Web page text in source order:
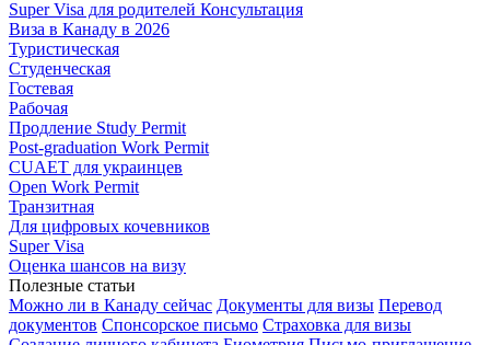
Super Visa для родителей Консультация
Виза в Канаду в 2026
Туристическая
Студенческая
Гостевая
Рабочая
Продление Study Permit
Post-graduation Work Permit
CUAET для украинцев
Open Work Permit
Транзитная
Для цифровых кочевников
Super Visa
Оценка шансов на визу
Полезные статьи
Можно ли в Канаду сейчас Документы для визы Перевод
документов Спонсорское письмо Страховка для визы